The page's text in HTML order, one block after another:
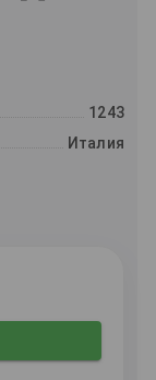
1243
Италия